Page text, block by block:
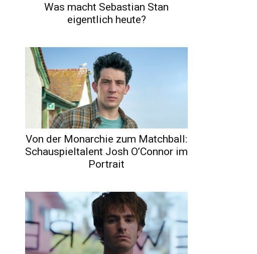
Was macht Sebastian Stan
eigentlich heute?
Von der Monarchie zum Matchball:
Schauspieltalent Josh O’Connor im
Portrait